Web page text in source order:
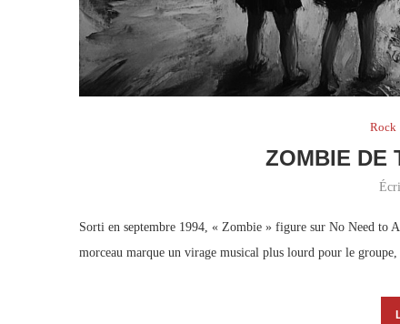
Rock
ZOMBIE DE
Sorti en septembre 1994, « Zombie » figure sur No Need to
morceau marque un virage musical plus lourd pour le